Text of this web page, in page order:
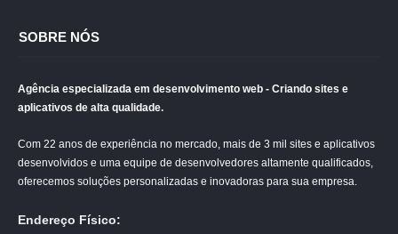
SOBRE NÓS
Agência especializada em desenvolvimento web - Criando sites e
aplicativos de alta qualidade.
Com 22 anos de experiência no mercado, mais de 3 mil sites e aplicativos
desenvolvidos e uma equipe de desenvolvedores altamente qualificados,
oferecemos soluções personalizadas e inovadoras para sua empresa.
Endereço Físico: